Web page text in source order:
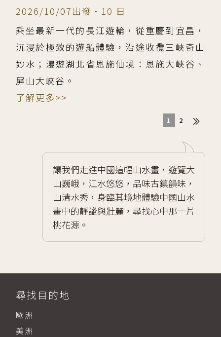
2026/10/07出發•10 日
乘坐最新一代的長江遊輪，從重慶到宜昌，
沉浸於極致的遊船體驗，沿途收攬三峽奇山
妙水；漫遊湖北省恩施仙境：恩施大峽谷、
屏山大峽谷。
了解更多>>
1 2
讓我們走進中國這幅山水畫，​遊覽​​​​​大
山巍峨，江水悠悠，品味古鎮韻味，
山清水秀，身臨其境地體驗中國山水
畫中的靜謐與壯麗，尋找心中那一片
桃花源。
尋找目的地
歐洲
美洲